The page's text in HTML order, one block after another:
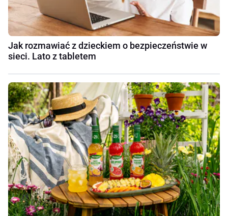
Jak rozmawiać z dzieckiem o bezpieczeństwie w
sieci. Lato z tabletem